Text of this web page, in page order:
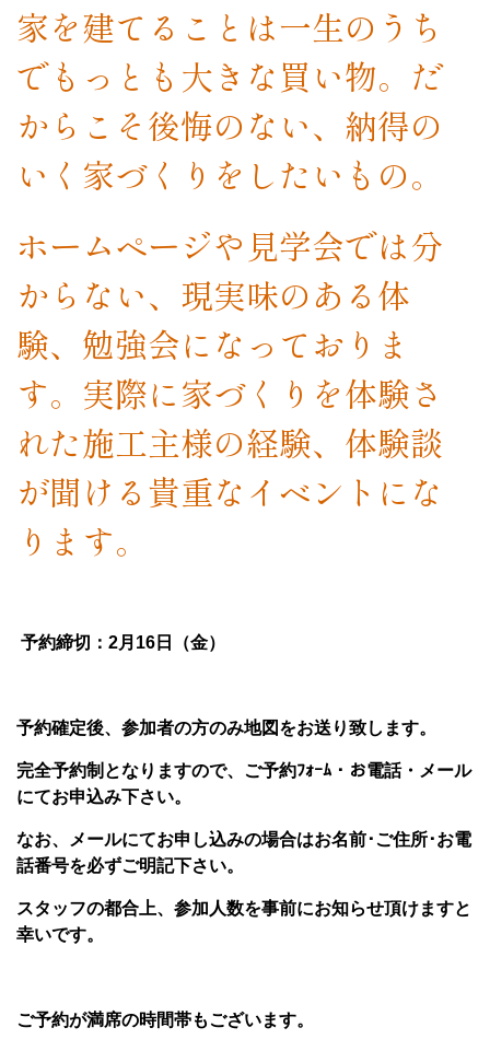
家を建てることは一生のうち
でもっとも大きな買い物。だ
からこそ後悔のない、納得の
いく家づくりをしたいもの。
ホームページや見学会では分
からない、現実味のある体
験、勉強会になっておりま
す。実際に家づくりを体験さ
れた施工主様の経験、体験談
が聞ける貴重なイベントにな
ります。
予約締切：2月16日（金）
予約確定後、参加者の方のみ地図をお送り致します。
完全予約制となりますので、ご予約ﾌｫｰﾑ・お電話・メール
にてお申込み下さい。
なお、メールにてお申し込みの場合はお名前･ご住所･お電
話番号を必ずご明記下さい。
スタッフの都合上、参加人数を事前にお知らせ頂けますと
幸いです。
ご予約が満席の時間帯もございます。